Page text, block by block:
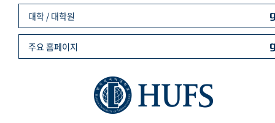
대학 / 대학원
주요 홈페이지